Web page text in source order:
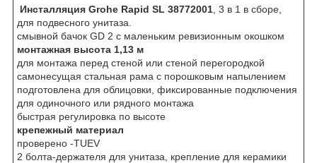
Инсталляция Grohe Rapid SL 38772001 , 3 в 1 в сборе,
для подвесного унитаза.
смывной бачок GD 2 с маленьким ревизионным окошком
монтажная высота 1,13 м
для монтажа перед стеной или стеной перегородкой
самонесущая стальная рама с порошковым напылением
подготовлена для облицовки, фиксированные подключения
для одиночного или рядного монтажа
быстрая регулировка по высоте
крепежный материал
проверено -TUEV
2 болта-держателя для унитаза, крепление для керамики